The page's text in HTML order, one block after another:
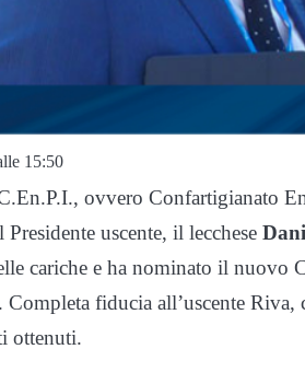
15:50
ovvero Confartigianato
Presidente uscente, il lecchese
cariche e ha nominato il nuovo
Completa fiducia all’uscente
ottenuti.